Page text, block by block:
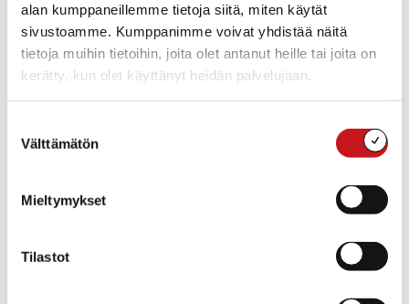
alan kumppaneillemme tietoja siitä, miten käytät
sivustoamme. Kumppanimme voivat yhdistää näitä
tietoja muihin tietoihin, joita olet antanut heille tai joita on
kerätty, kun olet käyttänyt heidän palvelujaan.
valinta
Välttämätön
Mieltymykset
Tilastot